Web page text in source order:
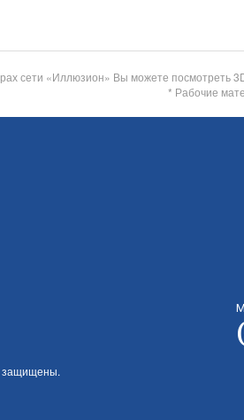
сети «Иллюзион» Вы можете посмотреть
* Рабочие
защищены.